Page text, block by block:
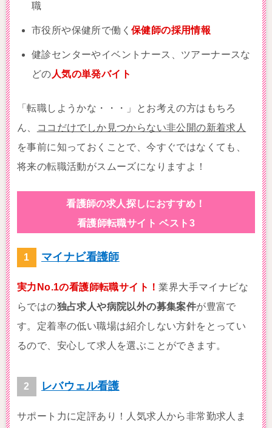
職
市役所や保健所で働く 保健師の採用情報
健診センターやイベントナース、ツアーナースな
どの 人気の単発バイト
「転職しようかな・・・」とお考えの方はもちろ
ん、
ココだけでしか見つからない非公開の新着求人
を事前に知っておくことで、今すぐではなくても、
将来の転職活動がスムーズになりますよ！
看護師の求人探しにおすすめ！
看護師転職サイト ベスト3
マイナビ看護師
実力No.1の看護師転職サイト！業界大手マイナビな
らではの独占求人や病院以外の募集案件が豊富で
す。定着率の低い職場は紹介しない方針をとってい
るので、安心して求人を選ぶことができます。
レバウェル看護
サポート力に定評あり！人気求人から非常勤求人ま